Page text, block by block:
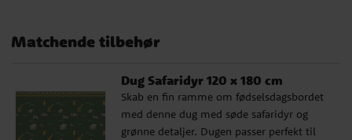
Matchende tilbehør
Dug Safaridyr 120 x 180 cm
Skab en fin ramme om fødselsdagsbordet
med denne dug med søde safaridyr og
grønne detaljer. Dugen passer perfekt til